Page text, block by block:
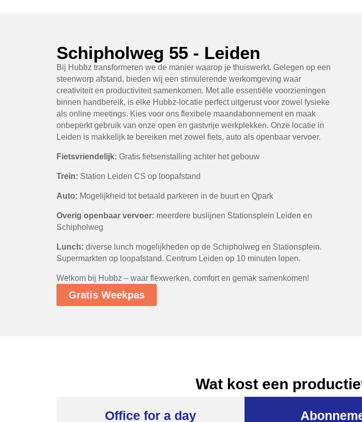
Schipholweg 55 - Leiden
Bij Hubbz transformeren we de manier waarop je thuiswerkt. Gelegen op een
steenworp afstand, bieden wij een stimulerende werkomgeving waar
creativiteit en productiviteit samenkomen. Met alle essentiële voorzieningen
binnen handbereik, is elke Hubbz-locatie perfect uitgerust voor zowel fysieke
als online meetings. Kies voor ons flexibele maandabonnement en maak
onbeperkt gebruik van onze open en gastvrije werkplekken. Onze locatie in
Leiden is makkelijk te bereiken met zowel fiets, auto als openbaar vervoer.
Fietsvriendelijk: Gratis fietsenstalling achter het gebouw
Trein: Station Leiden CS op loopafstand
Auto: Mogelijkheid tot betaald parkeren in de buurt en Qpark
Overig openbaar vervoer: meerdere buslijnen Stationsplein Leiden en
Schipholweg
Lunch: diverse lunch mogelijkheden op de Schipholweg en Stationsplein.
Supermarkten op loopafstand. Centrum Leiden op 10 minuten lopen.
Welkom bij Hubbz – waar flexwerken, comfort en gemak samenkomen!
Gratis Weekpas
Wat kost een
Office for a day